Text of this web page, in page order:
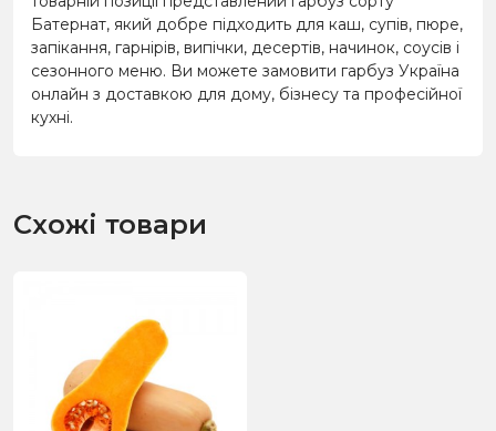
Батернат, який добре підходить для каш, супів, пюре,
запікання, гарнірів, випічки, десертів, начинок, соусів і
сезонного меню. Ви можете замовити гарбуз Україна
онлайн з доставкою для дому, бізнесу та професійної
кухні.
Схожі товари